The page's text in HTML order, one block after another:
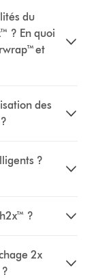
du
? En quoi
et
des
?
?
2x